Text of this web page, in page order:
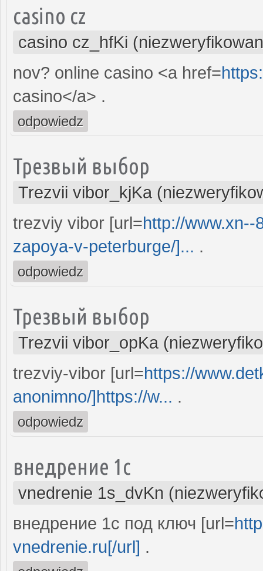
casino cz
casino cz_hfKi
nov? online casino <a href=
casino</a> .
odpowiedz
Трезвый выбор
Trezvii vibor_kjKa
trezviy vibor [url=http://
zapoya-v-peterburge/]... .
odpowiedz
Трезвый выбор
Trezvii vibor_opKa
trezviy-vibor [url=https://
anonimno/]https://w... .
odpowiedz
внедрение 1с
vnedrenie 1s_dvKn
внедрение 1с под ключ [url=
vnedrenie.ru[/url] .